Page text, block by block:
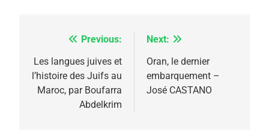
Navigation
de
l’article
Previous:
Les langues juives et
l’histoire des Juifs au
Maroc, par Boufarra
Abdelkrim
Next:
Oran, le dernier
embarquement –
José CASTANO
5
2025, l’année la plus
meurtrière selon le
rapport d’ADL contre
FRANCE